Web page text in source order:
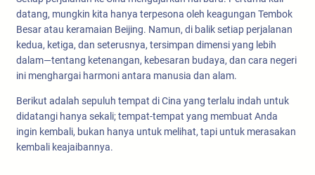
datang, mungkin kita hanya terpesona oleh keagungan Tembok
Besar atau keramaian Beijing. Namun, di balik setiap perjalanan
kedua, ketiga, dan seterusnya, tersimpan dimensi yang lebih
dalam—tentang ketenangan, kebesaran budaya, dan cara negeri
ini menghargai harmoni antara manusia dan alam.
Berikut adalah sepuluh tempat di Cina yang terlalu indah untuk
didatangi hanya sekali; tempat-tempat yang membuat Anda
ingin kembali, bukan hanya untuk melihat, tapi untuk merasakan
kembali keajaibannya.